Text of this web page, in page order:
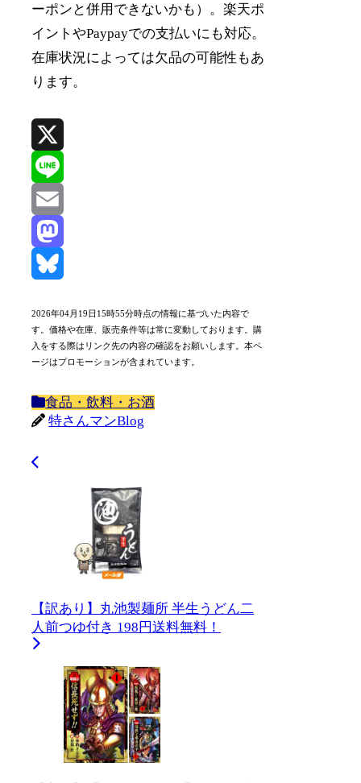
ーポンと併用できないかも）。楽天ポ
イントやPaypayでの支払いにも対応。
在庫状況によっては欠品の可能性もあ
ります。
X
Line
Email
Mastodon
2026年04月19日15時55分時点の情報に基づいた内容で
す。価格や在庫、販売条件等は常に変動しております。購
入をする際はリンク先の内容の確認をお願いします。本ペ
ージはプロモーションが含まれています。
食品・飲料・お酒
特さんマンBlog
【訳あり】丸池製麺所 半生うどん二
人前つゆ付き 198円送料無料！